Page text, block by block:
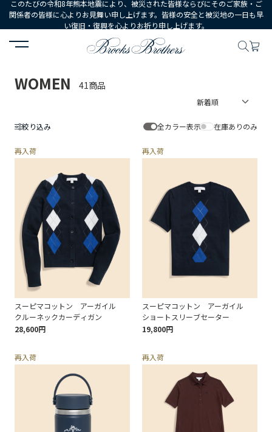
このたびの令和8年熊本地震により、被災された皆様ならびにそのご家族・ご
関係者の皆様に心よりお見舞い申し上げます。皆様の安全と被災地の一日も早
い復旧・復興を心よりお祈り申し上げます。
HOME
WOMEN 41商品
絞り込み 全カラー表示 在庫ありのみ
再入荷
スーピマコットン アーガイル
クルーネックカーディガン
28,600円
再入荷
スーピマコットン アーガイル
ショートスリーブセーター
19,800円
再入荷 再入荷